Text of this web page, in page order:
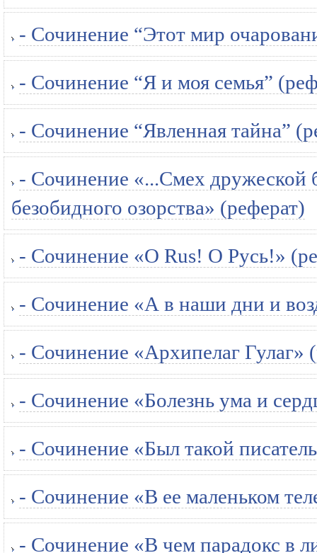
- Сочинение “Этот мир
- Сочинение “Я и моя семья”
- Сочинение “Явленная тайна”
- Сочинение «...Смех дружеской
безобидного озорства» (реферат)
- Сочинение «O Rus! О Русь!»
- Сочинение «А в наши дни и
- Сочинение «Архипелаг Гулаг»
- Сочинение «Болезнь ума и
- Сочинение «Был такой
- Сочинение «В ее маленьком
- Сочинение «В чем парадокс в